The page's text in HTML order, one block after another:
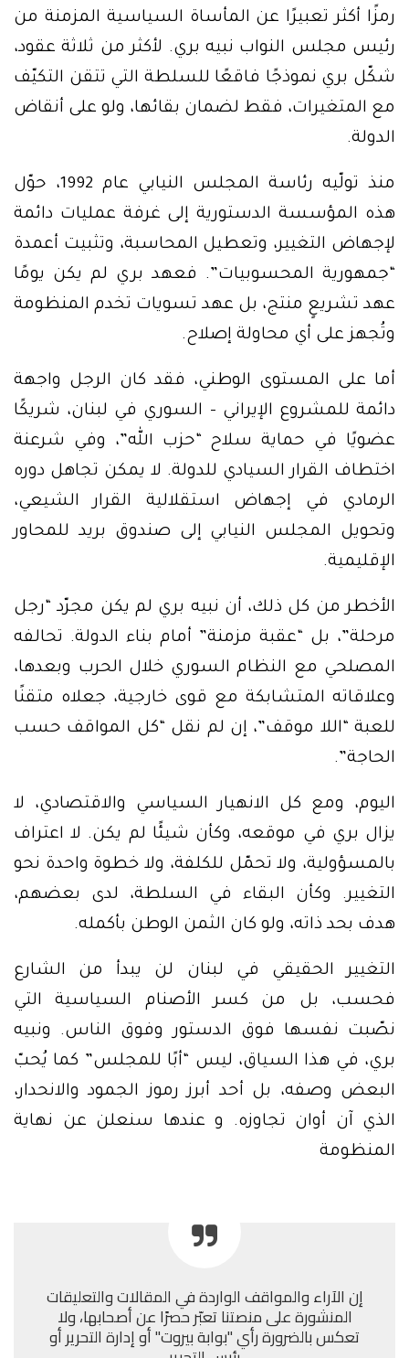
رمزًا أكثر تعبيرًا عن المأساة السياسية المزمنة من
رئيس مجلس النواب نبيه بري. لأكثر من ثلاثة عقود،
شكّل بري نموذجًا فاقعًا للسلطة التي تتقن التكيّف
مع المتغيرات، فقط لضمان بقائها، ولو على أنقاض
الدولة.
منذ تولّيه رئاسة المجلس النيابي عام 1992، حوّل
هذه المؤسسة الدستورية إلى غرفة عمليات دائمة
لإجهاض التغيير، وتعطيل المحاسبة، وتثبيت أعمدة
“جمهورية المحسوبيات”. فعهد بري لم يكن يومًا
عهد تشريعٍ منتج، بل عهد تسويات تخدم المنظومة
وتُجهز على أي محاولة إصلاح.
أما على المستوى الوطني، فقد كان الرجل واجهة
دائمة للمشروع الإيراني – السوري في لبنان، شريكًا
عضويًا في حماية سلاح “حزب الله”، وفي شرعنة
اختطاف القرار السيادي للدولة. لا يمكن تجاهل دوره
الرمادي في إجهاض استقلالية القرار الشيعي،
وتحويل المجلس النيابي إلى صندوق بريد للمحاور
الإقليمية.
الأخطر من كل ذلك، أن نبيه بري لم يكن مجرّد “رجل
مرحلة”، بل “عقبة مزمنة” أمام بناء الدولة. تحالفه
المصلحي مع النظام السوري خلال الحرب وبعدها،
وعلاقاته المتشابكة مع قوى خارجية، جعلاه متقنًا
للعبة “اللا موقف”، إن لم نقل “كل المواقف حسب
الحاجة”.
اليوم، ومع كل الانهيار السياسي والاقتصادي، لا
يزال بري في موقعه، وكأن شيئًا لم يكن. لا اعتراف
بالمسؤولية، ولا تحمّل للكلفة، ولا خطوة واحدة نحو
التغيير. وكأن البقاء في السلطة، لدى بعضهم،
هدف بحد ذاته، ولو كان الثمن الوطن بأكمله.
التغيير الحقيقي في لبنان لن يبدأ من الشارع
فحسب، بل من كسر الأصنام السياسية التي
نصّبت نفسها فوق الدستور وفوق الناس. ونبيه
بري، في هذا السياق، ليس “أبًا للمجلس” كما يُحبّ
البعض وصفه، بل أحد أبرز رموز الجمود والانحدار،
الذي آن أوان تجاوزه. و عندها سنعلن عن نهاية
المنظومة
إن الآراء والمواقف الواردة في المقالات والتعليقات
المنشورة على منصتنا تعبّر حصرًا عن أصحابها، ولا
تعكس بالضرورة رأي "بوابة بيروت" أو إدارة التحرير أو